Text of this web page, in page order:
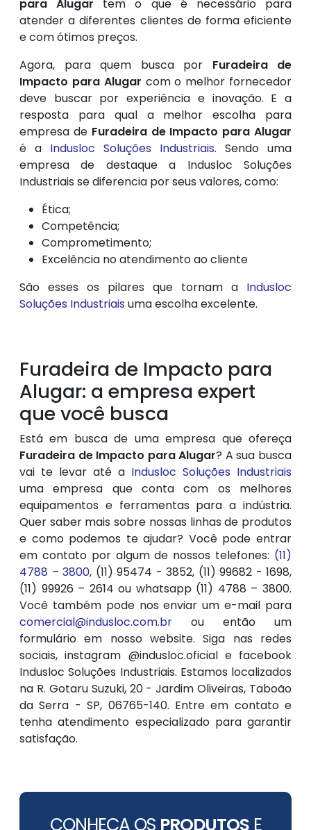
para Alugar tem o que é necessário para
atender a diferentes clientes de forma eficiente
e com ótimos preços.
Agora, para quem busca por Furadeira de
Impacto para Alugar com o melhor fornecedor
deve buscar por experiência e inovação. E a
resposta para qual a melhor escolha para
empresa de Furadeira de Impacto para Alugar
é a Indusloc Soluções Industriais. Sendo uma
empresa de destaque a Indusloc Soluções
Industriais se diferencia por seus valores, como:
Ética;
Competência;
Comprometimento;
Excelência no atendimento ao cliente
São esses os pilares que tornam a Indusloc
Soluções Industriais uma escolha excelente.
Furadeira de Impacto para
Alugar: a empresa expert
que você busca
Está em busca de uma empresa que ofereça
Furadeira de Impacto para Alugar? A sua busca
vai te levar até a Indusloc Soluções Industriais
uma empresa que conta com os melhores
equipamentos e ferramentas para a indústria.
Quer saber mais sobre nossas linhas de produtos
e como podemos te ajudar? Você pode entrar
em contato por algum de nossos telefones: (11)
4788 – 3800, (11) 95474 - 3852, (11) 99682 - 1698,
(11) 99926 – 2614 ou whatsapp (11) 4788 – 3800.
Você também pode nos enviar um e-mail para
comercial@indusloc.com.br ou então um
formulário em nosso website. Siga nas redes
sociais, instagram @indusloc.oficial e facebook
Indusloc Soluções Industriais. Estamos localizados
na R. Gotaru Suzuki, 20 - Jardim Oliveiras, Taboão
da Serra - SP, 06765-140. Entre em contato e
tenha atendimento especializado para garantir
satisfação.
CONHEÇA OS PRODUTOSE